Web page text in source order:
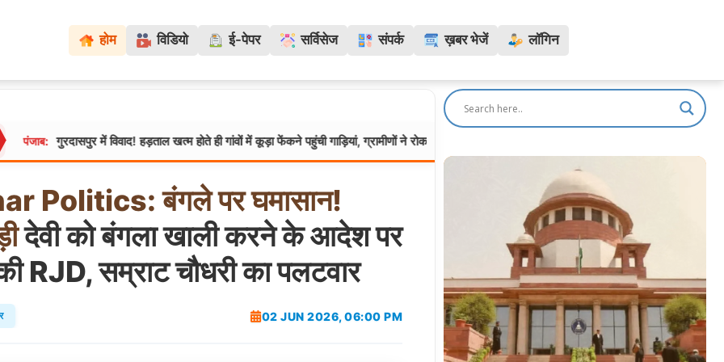
होम विडियो ई-पेपर सर्विसेज संपर्क ख़बर भेजें लॉगिन
में विवाद! हड़ताल खत्म होते ही गांवों में कूड़ा फेंकने पहुंची गाड़ियां, ग्रामीणों ने रोका रास्ता पंजाब:
Politics: बंगलेपरघमासान!
देवी को बंगला खाली करने के आदेश पर
RJD, सम्राट चौधरी का पलटवार
02 JUN 2026, 06:00 PM